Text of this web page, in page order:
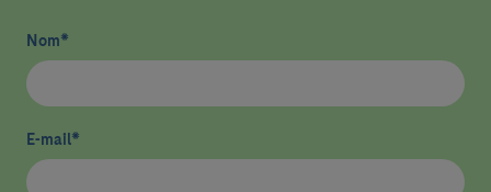
Nom*
E-mail*